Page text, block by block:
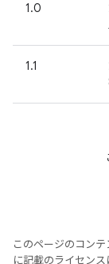
1.0
1.1
このページのコンテ
に記載のライセン